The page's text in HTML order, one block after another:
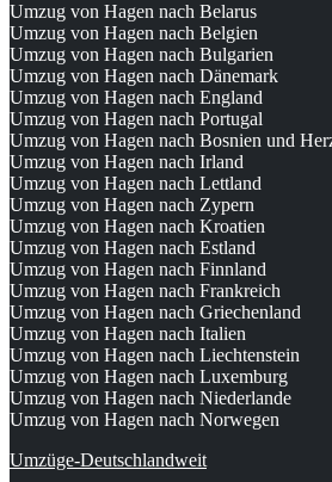
Umzug von Hagen nach Belarus
Umzug von Hagen nach Belgien
Umzug von Hagen nach Bulgarien
Umzug von Hagen nach Dänemark
Umzug von Hagen nach England
Umzug von Hagen nach Portugal
Umzug von Hagen nach Bosnien und
Umzug von Hagen nach Irland
Umzug von Hagen nach Lettland
Umzug von Hagen nach Zypern
Umzug von Hagen nach Kroatien
Umzug von Hagen nach Estland
Umzug von Hagen nach Finnland
Umzug von Hagen nach Frankreich
Umzug von Hagen nach Griechenland
Umzug von Hagen nach Italien
Umzug von Hagen nach Liechtenstein
Umzug von Hagen nach Luxemburg
Umzug von Hagen nach Niederlande
Umzug von Hagen nach Norwegen
Umzüge-Deutschlandweit